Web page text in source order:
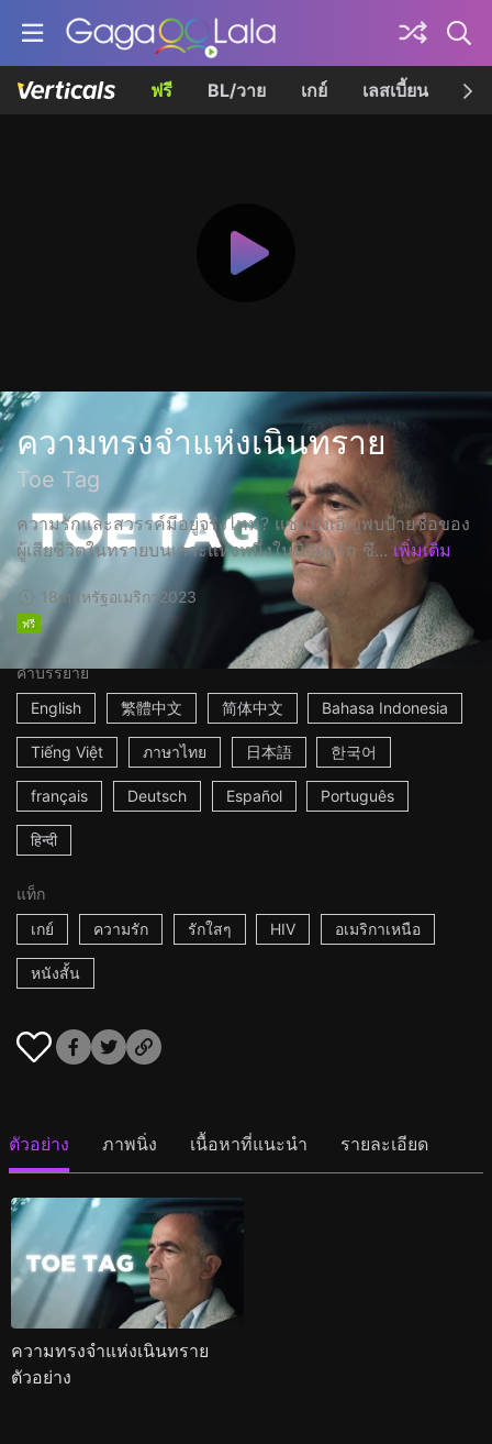
ฟรี BL/วาย เกย์ เลสเบี้ยน เค
ความทรงจำแห่งเนินทราย
Toe Tag
ความรักและสวรรค์มีอยู่จริงไหม? แซมบังเอิญพบป้ายชื่อของ
ผู้เสียชีวิตในทรายบนเกาะแห่งหนึ่งในนิวยอร์ก ซึ... เพิ่มเติม
18mสหรัฐอเมริกา2023
ฟรี
คำบรรยาย
English
繁體中文 简体中文 Bahasa Indonesia
Tiếng Việt ภาษาไทย 日本語 한국어
français Deutsch Español Português
हिन्दी
แท็ก
เกย์
ความรัก รักใสๆ HIV อเมริกาเหนือ
หนังสั้น
ตัวอย่าง ภาพนิ่ง เนื้อหาที่แนะนำ รายละเอียด
ความทรงจำแห่งเนินทราย
ตัวอย่าง